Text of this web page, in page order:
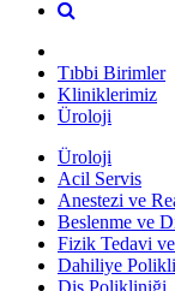
Tıbbi Birimler
Kliniklerimiz
Üroloji
Üroloji
Acil Servis
Anestezi ve
Beslenme ve
Fizik Tedavi
Dahiliye
Diş Polikliniği